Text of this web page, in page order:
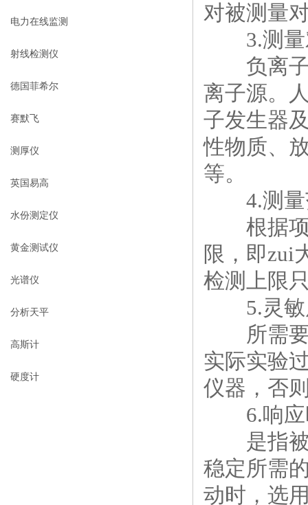
电力在线监测
射线检测仪
德国菲希尔
赛默飞
测厚仪
英国易高
水份测定仪
黄金测试仪
光谱仪
分析天平
高斯计
硬度计
对被测量
3.测量
负离子
离子源。
子发生器
性物质、
等。
4.测量
根据项
限，即zui
检测上限
5.灵敏
所需要
实际实验
仪器，否
6.响应
是指被
稳定所需
动时，选